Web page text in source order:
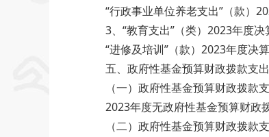
“行政事业单位养老支出”（款）
3、“教育支出”（类）2023年度决
“进修及培训”（款）2023年度决算
五、政府性基金预算财政拨款支
（一）政府性基金预算财政拨款
2023年度无政府性基金预算财政拨
（二）政府性基金预算财政拨款